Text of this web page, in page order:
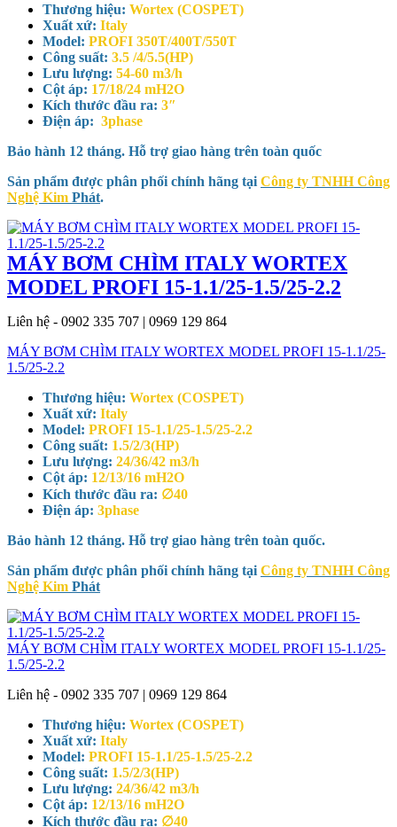
Thương hiệu: Wortex (COSPET)
Xuất xứ: Italy
Model: PROFI 350T/400T/550T
Công suất: 3.5 /4/5.5(HP)
Lưu lượng: 54-60 m3/h
Cột áp: 17/18/24 mH2O
Kích thước đầu ra: 3″
Điện áp: 3phase
Bảo hành 12 tháng. Hỗ trợ giao hàng trên toàn quốc
Sản phẩm được phân phối chính hãng tại Công ty TNHH Công
Nghệ Kim Phát.
MÁY BƠM CHÌM ITALY WORTEX
MODEL PROFI 15-1.1/25-1.5/25-2.2
Liên hệ - 0902 335 707 | 0969 129 864
MÁY BƠM CHÌM ITALY WORTEX MODEL PROFI 15-1.1/25-
1.5/25-2.2
Thương hiệu: Wortex (COSPET)
Xuất xứ: Italy
Model: PROFI 15-1.1/25-1.5/25-2.2
Công suất: 1.5/2/3(HP)
Lưu lượng: 24/36/42 m3/h
Cột áp: 12/13/16 mH2O
Kích thước đầu ra: ∅40
Điện áp: 3phase
Bảo hành 12 tháng. Hỗ trợ giao hàng trên toàn quốc.
Sản phẩm được phân phối chính hãng tại Công ty TNHH Công
Nghệ Kim Phát
MÁY BƠM CHÌM ITALY WORTEX MODEL PROFI 15-1.1/25-
1.5/25-2.2
Liên hệ - 0902 335 707 | 0969 129 864
Thương hiệu: Wortex (COSPET)
Xuất xứ: Italy
Model: PROFI 15-1.1/25-1.5/25-2.2
Công suất: 1.5/2/3(HP)
Lưu lượng: 24/36/42 m3/h
Cột áp: 12/13/16 mH2O
Kích thước đầu ra: ∅40